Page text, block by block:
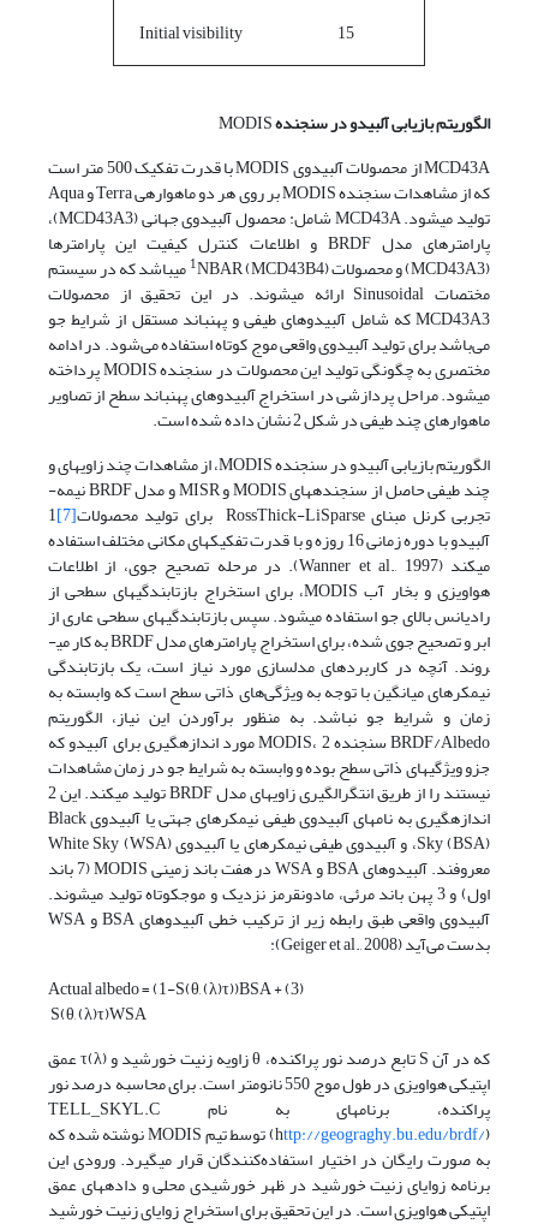
Initial visibility
15
الگوریتم بازیابی آلبیدودر سنجنده­MODIS
MCD43A از محصولات آلبیدوی MODIS با قدرت تفکیک 500 متر است
که از مشاهدات سنجنده MODIS بر روی هر دو ماهواره­ی Terra و Aqua
تولید می­شود. MCD43A شامل: محصول آلبیدوی جهانی (MCD43A3)،
پارامترهای مدل BRDF و اطلاعات کنترل کیفیت این پارامترها
(MCD43A3) و محصولات 1 NBAR (MCD43B4) می­باشد که در سیستم
مختصات Sinusoidal ارائه می­شوند. در این تحقیق از محصولات
MCD43A3 که شامل آلبیدوهای طیفی و پهن­باند مستقل از شرایط جو
می‌باشد برای تولید آلبیدوی واقعی موج کوتاه استفاده می‌شود. در ادامه
مختصری به چگونگی تولید این محصولات در سنجنده MODIS پرداخته
می­شود. مراحل پردازشی در استخراج آلبیدوهای پهن­باند سطح از تصاویر
ماهواره­ای چند ­طیفی در شکل 2 نشان داده شده است.
الگوریتم بازیابی آلبیدو در سنجنده­ MODIS، از مشاهدات چند زاویه­ای و
چند طیفی حاصل از سنجنده­های MODIS و MISR و مدل BRDF نیمه­
تجربی کرنل مبنای RossThick-LiSparse برای تولید محصولات [7]
1
آلبیدو با دوره زمانی 16 روزه و با قدرت تفکیک­های مکانی مختلف استفاده
می­کند (Wanner et al., 1997). در مرحله­ تصحیح جوی، از اطلاعات
هواویزی و بخار آب MODIS، برای استخراج بازتابندگی­های سطحی از
رادیانس بالای جو استفاده می­شود. سپس بازتابندگی­های سطحی عاری از
ابر و تصحیح جوی شده­، برای استخراج پارامترهای مدل BRDF به کار می­
روند. آنچه در کاربردهای مدل­سازی مورد نیاز است، یک بازتابندگی
نیمکره­ای میانگین با توجه به ویژگی‌های ذاتی سطح است که وابسته به
زمان و شرایط جو نباشد. به منظور برآوردن این نیاز، الگوریتم
BRDF/Albedo سنجنده­ MODIS، 2 مورد اندازه­گیری­ برای آلبیدو که
جزو ویژگی­های ذاتی سطح بوده و وابسته به شرایط جو در زمان مشاهدات
نیستند را از طریق انتگرالگیری زاویه­ای مدل BRDF تولید می­کند. این 2
اندازه­گیری به نام­های آلبیدوی طیفی نیمکره­ای جهتی یا آلبیدوی Black
Sky (BSA)، و آلبیدوی طیفی نیمکره­ای یا آلبیدوی White Sky (WSA)
معروفند. آلبیدوهای BSA و WSA در هفت باند زمینی MODIS (7 باند
اول) و 3 پهن باند مرئی، مادون­قرمز نزدیک­ و موج­کوتاه تولید می­شوند.
آلبیدوی واقعی طبق رابطه زیر از ترکیب خطی آلبیدوهای BSA و WSA
بدست­ می‌آید (Geiger et al., 2008):
Actual albedo = (1-S(θ, (λ)τ))BSA + (3)
S(θ, (λ)τ)WSA
که در آن S تابع درصد نور پراکنده، θ زاویه­ زنیت خورشید و (λ)τ عمق
اپتیکی هواویزی در طول موج 550 نانومتر است. برای محاسبه­ درصد نور
پراکنده، برنامه­ای به نام TELL_SKYL.C
(http://geograghy.bu.edu/brdf/ ) توسط تیم MODIS نوشته شده که
به صورت رایگان در اختیار استفاده‌کنندگان قرار می­گیرد. ورودی این
برنامه زوایای زنیت خورشید در ظهر خورشیدی محلی و داده­های عمق
اپتیکی هواویزی است. در این تحقیق برای استخراج زوایای زنیت خورشید